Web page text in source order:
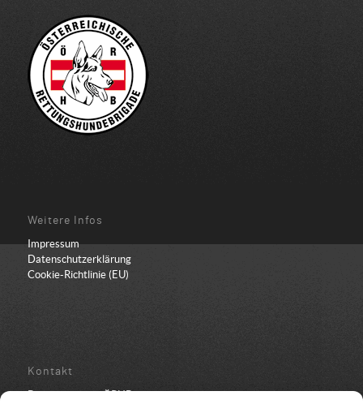
Weitere Infos
Impressum
Datenschutzerklärung
Cookie-Richtlinie (EU)
Kontakt
Bundesbüro der ÖRHB